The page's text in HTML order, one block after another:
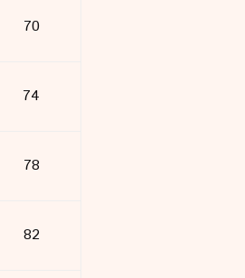
70
74
78
82